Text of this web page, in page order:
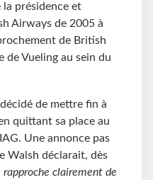
présidence et
Airways de 2005 à
de British
de Vueling au sein du
de mettre fin à
quittant sa place au
Une annonce pas
Walsh déclarait, dès
rapproche clairement de